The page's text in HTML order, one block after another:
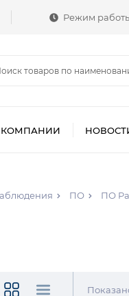
Режим
ПО ПО